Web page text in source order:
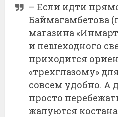
– Если идти
Баймагамбетова
магазина
и пешеходного
приходится
«трехглазому»
совсем удобно. А
просто
жалуются